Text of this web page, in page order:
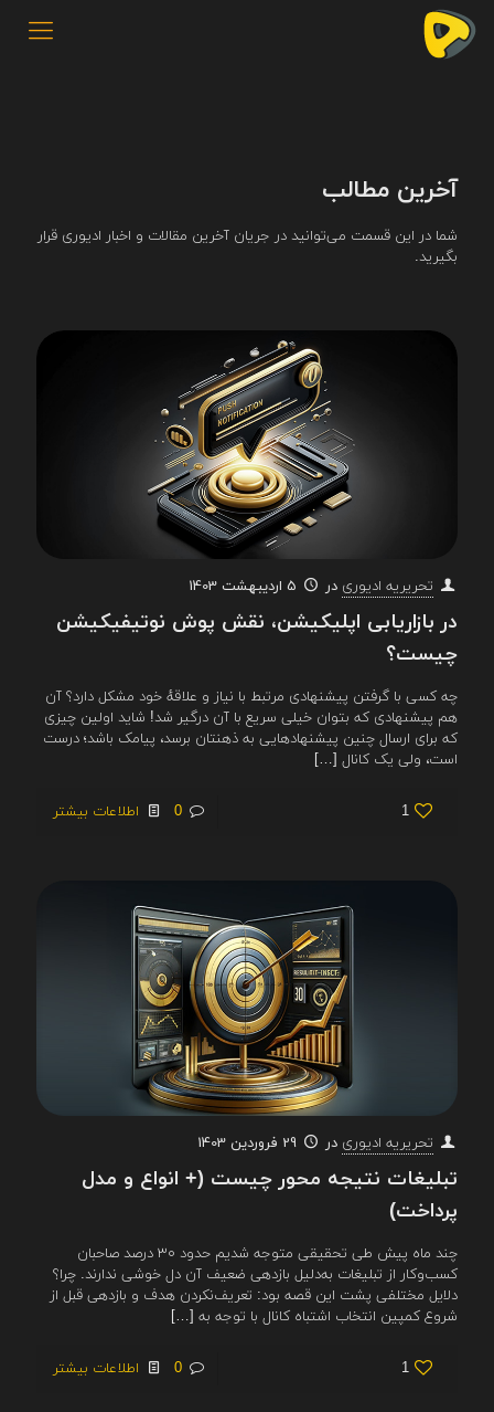
آخرین مطالب
شما در این قسمت می‌توانید در جریان آخرین مقالات و اخبار ادیوری قرار
بگیرید.
تحریریه ادیوری در 5 اردیبهشت 1403
در بازاریابی اپلیکیشن، نقش پوش نوتیفیکیشن
چیست؟
چه کسی با گرفتن پیشنهادی مرتبط با نیاز و علاقهٔ خود مشکل دارد؟ آن
هم پیشنهادی که بتوان خیلی سریع با آن درگیر شد! شاید اولین چیزی
که برای ارسال چنین پیشنهادهایی به ذهنتان برسد، پیامک باشد؛ درست
است، ولی یک کانال […]
1
0 اطلاعات بیشتر
تحریریه ادیوری در 29 فروردین 1403
تبلیغات نتیجه محور چیست (+ انواع و مدل
پرداخت)
چند ماه پیش طی تحقیقی متوجه شدیم حدود ۳۰ درصد صاحبان
کسب‌وکار از تبلیغات به‌دلیل بازدهی ضعیف آن دل خوشی ندارند. چرا؟
دلایل مختلفی پشت این قصه بود: تعریف‌نکردن هدف و بازدهی قبل از
شروع کمپین انتخاب اشتباه کانال با توجه به […]
1
0 اطلاعات بیشتر